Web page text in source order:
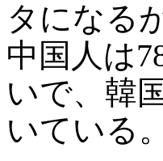
タになる
中国人は
いで、韓
いている。